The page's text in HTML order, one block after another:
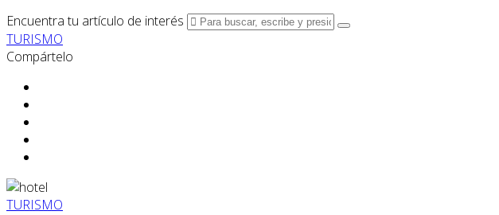
Encuentra tu artículo de interés
TURISMO
Compártelo
TURISMO